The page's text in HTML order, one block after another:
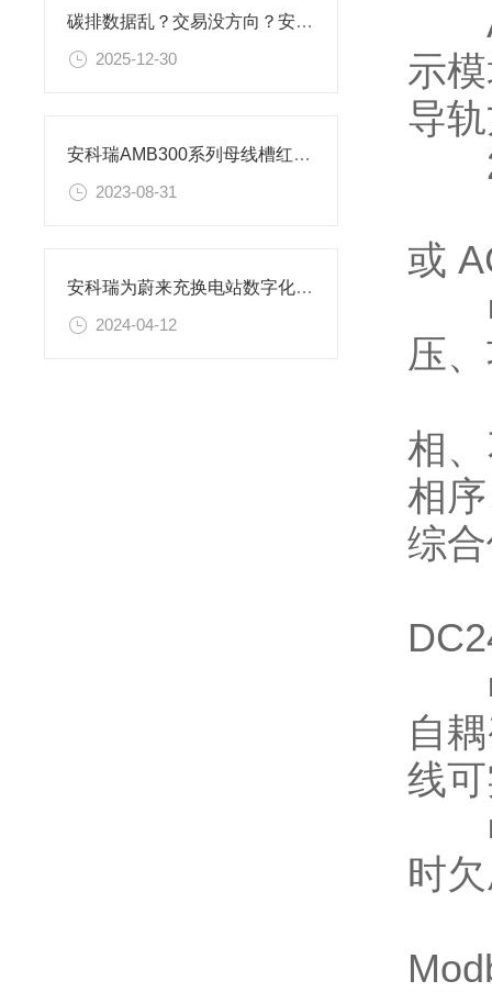
碳排数据乱？交易没方向？安科瑞碳资产驾驶舱，全局把控碳收益
2025-12-30
安科瑞AMB300系列母线槽红外测温在某工厂配电密集型母线槽上解决方案
2023-08-31
安科瑞为蔚来充换电站数字化运维提供解决方案
2024-04-12
示
导
2
或
■
压
相
相
综
■
自
线
■
时